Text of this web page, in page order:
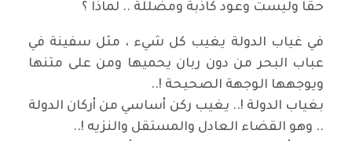
حقا وليست وعود كاذبة ومضللة .. لماذا ؟
في غياب الدولة يغيب كل شيء ، مثل سفينة في
عباب البحر من دون ربان يحميها ومن على متنها
ويوجهها الوجهة الصحيحة !..
بغياب الدولة !.. يغيب ركن أساسي من أركان الدولة
.. وهو القضاء العادل والمستقل والنزيه !..